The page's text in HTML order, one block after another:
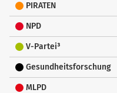
PIRATEN
NPD
V-Partei³
Gesundheitsforschung
MLPD